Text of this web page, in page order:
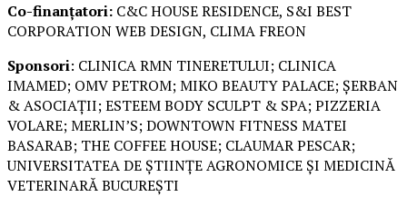
Co-finanțatori: C&C HOUSE RESIDENCE, S&I BEST
CORPORATION WEB DESIGN, CLIMA FREON
Sponsori: CLINICA RMN TINERETULUI; CLINICA
IMAMED; OMV PETROM; MIKO BEAUTY PALACE; ȘERBAN
& ASOCIAȚII; ESTEEM BODY SCULPT & SPA; PIZZERIA
VOLARE; MERLIN’S; DOWNTOWN FITNESS MATEI
BASARAB; THE COFFEE HOUSE; CLAUMAR PESCAR;
UNIVERSITATEA DE ȘTIINȚE AGRONOMICE ȘI MEDICINĂ
VETERINARĂ BUCUREȘTI